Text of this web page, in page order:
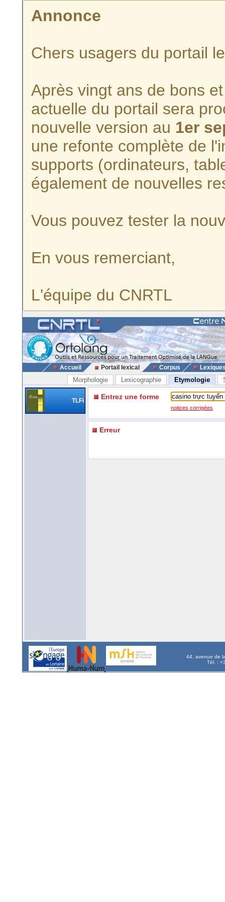
Annonce
Chers usagers du portail
Après vingt ans de bons
actuelle du portail sera
nouvelle version au 1er
une refonte complète de
supports (ordinateurs,
également de nouvelles
Vous pouvez tester la
En vous remerciant,
L'équipe du CNRTL
Accueil Portail lexical Corpus
Morphologie Lexicographie Etymologie
TLFi Entrez une forme
notices corrigées
Erreur
44, avenue de
Tél. :